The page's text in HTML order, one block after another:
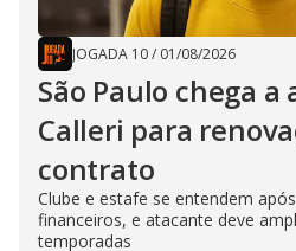
JOGADA 10/ 01/08/2026
São Paulo chega a
Calleri para
contrato
Clube e estafe se entendem
financeiros, e atacante deve
temporadas